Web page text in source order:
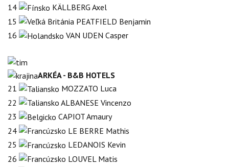
14
KÄLLBERG Axel
15
PEATFIELD Benjamin
16
VAN UDEN Casper
ARKÉA - B&B HOTELS
21
MOZZATO Luca
22
ALBANESE Vincenzo
23
CAPIOT Amaury
24
LE BERRE Mathis
25
LEDANOIS Kevin
26
LOUVEL Matis